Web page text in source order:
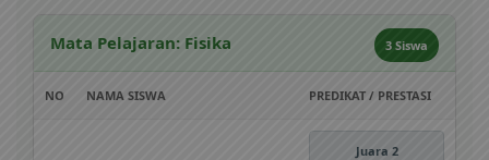
Mata Pelajaran: Fisika 3 Siswa
NO NAMA SISWA PREDIKAT / PRESTASI
Juara 2